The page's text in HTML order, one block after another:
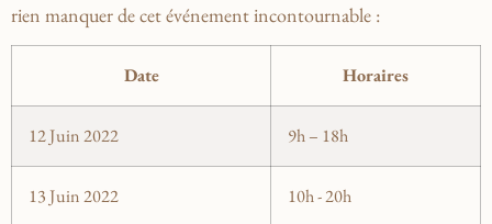
rien manquer de cet événement incontournable :
Date Horaires
12 Juin 2022 9h – 18h
13 Juin 2022 10h -​ 20h